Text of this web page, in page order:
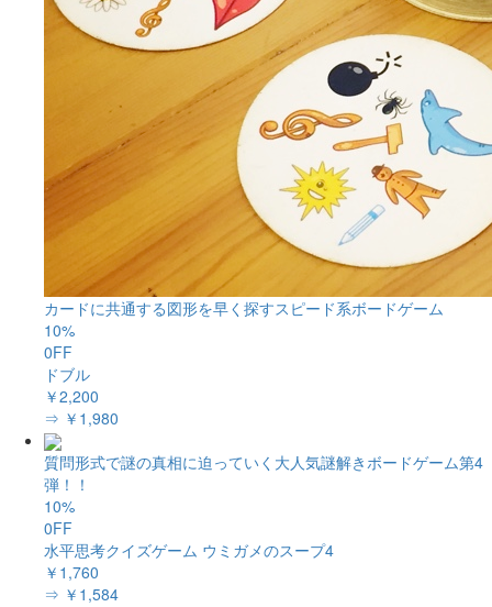
カードに共通する図形を早く探すスピード系ボードゲーム
10%
0FF
ドブル
￥2,200
⇒ ￥1,980
質問形式で謎の真相に迫っていく大人気謎解きボードゲーム第4
弾！！
10%
0FF
水平思考クイズゲーム ウミガメのスープ4
￥1,760
⇒ ￥1,584